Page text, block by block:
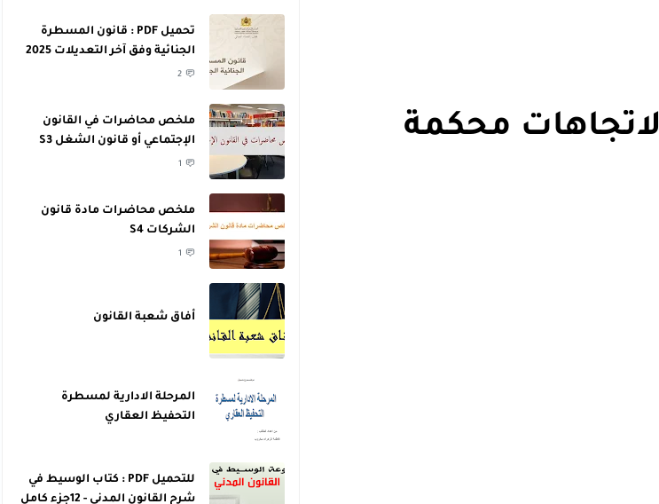
مؤلف مستحدث تحيين سنة 2024 لاتجاهات محكمة
تحميل PDF : قانون المسطرة
الجنائية وفق آخر التعديلات 2025
2
ملخص محاضرات في القانون
الإجتماعي أو قانون الشغل S3
1
ملخص محاضرات مادة قانون
الشركات S4
1
أفاق شعبة القانون
المرحلة الادارية لمسطرة
التحفيظ العقاري
للتحميل PDF : كتاب الوسيط في
شرح القانون المدني - 12جزء كامل